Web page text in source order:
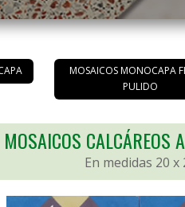
MOSAICOS MONOCAPA
PULIDO
MOSAICOS CALCÁREOS
En medidas 20 x